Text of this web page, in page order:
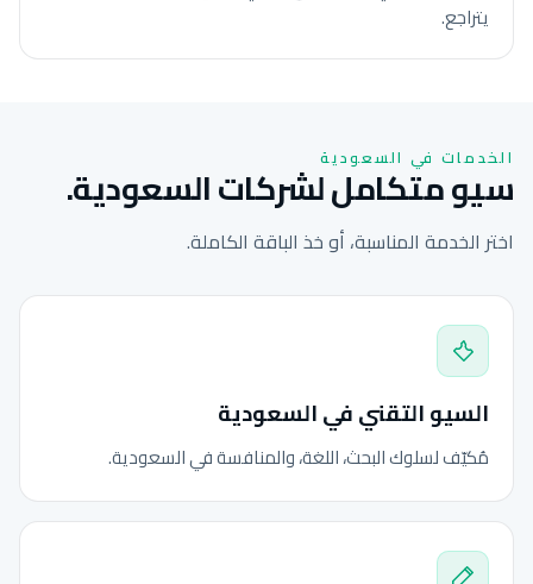
يتراجع.
الخدمات في السعودية
سيو متكامل لشركات السعودية.
اختر الخدمة المناسبة، أو خذ الباقة الكاملة.
السيو التقني في السعودية
مُكيّف لسلوك البحث، اللغة، والمنافسة في السعودية.